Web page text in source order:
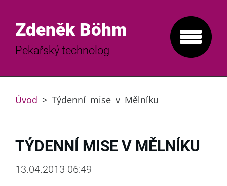
Zdeněk Böhm
Pekařský technolog
Úvod > Týdenní mise v Mělníku
TÝDENNÍ MISE V MĚLNÍKU
13.04.2013 06:49